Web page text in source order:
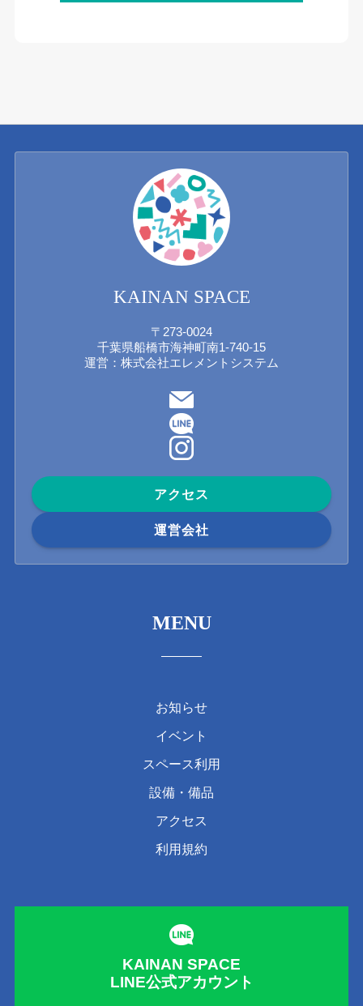
KAINAN SPACE
〒273-0024
千葉県船橋市海神町南1-740-15
運営：株式会社エレメントシステム
アクセス
運営会社
MENU
お知らせ
イベント
スペース利用
設備・備品
アクセス
利用規約
KAINAN SPACE
LINE公式アカウント